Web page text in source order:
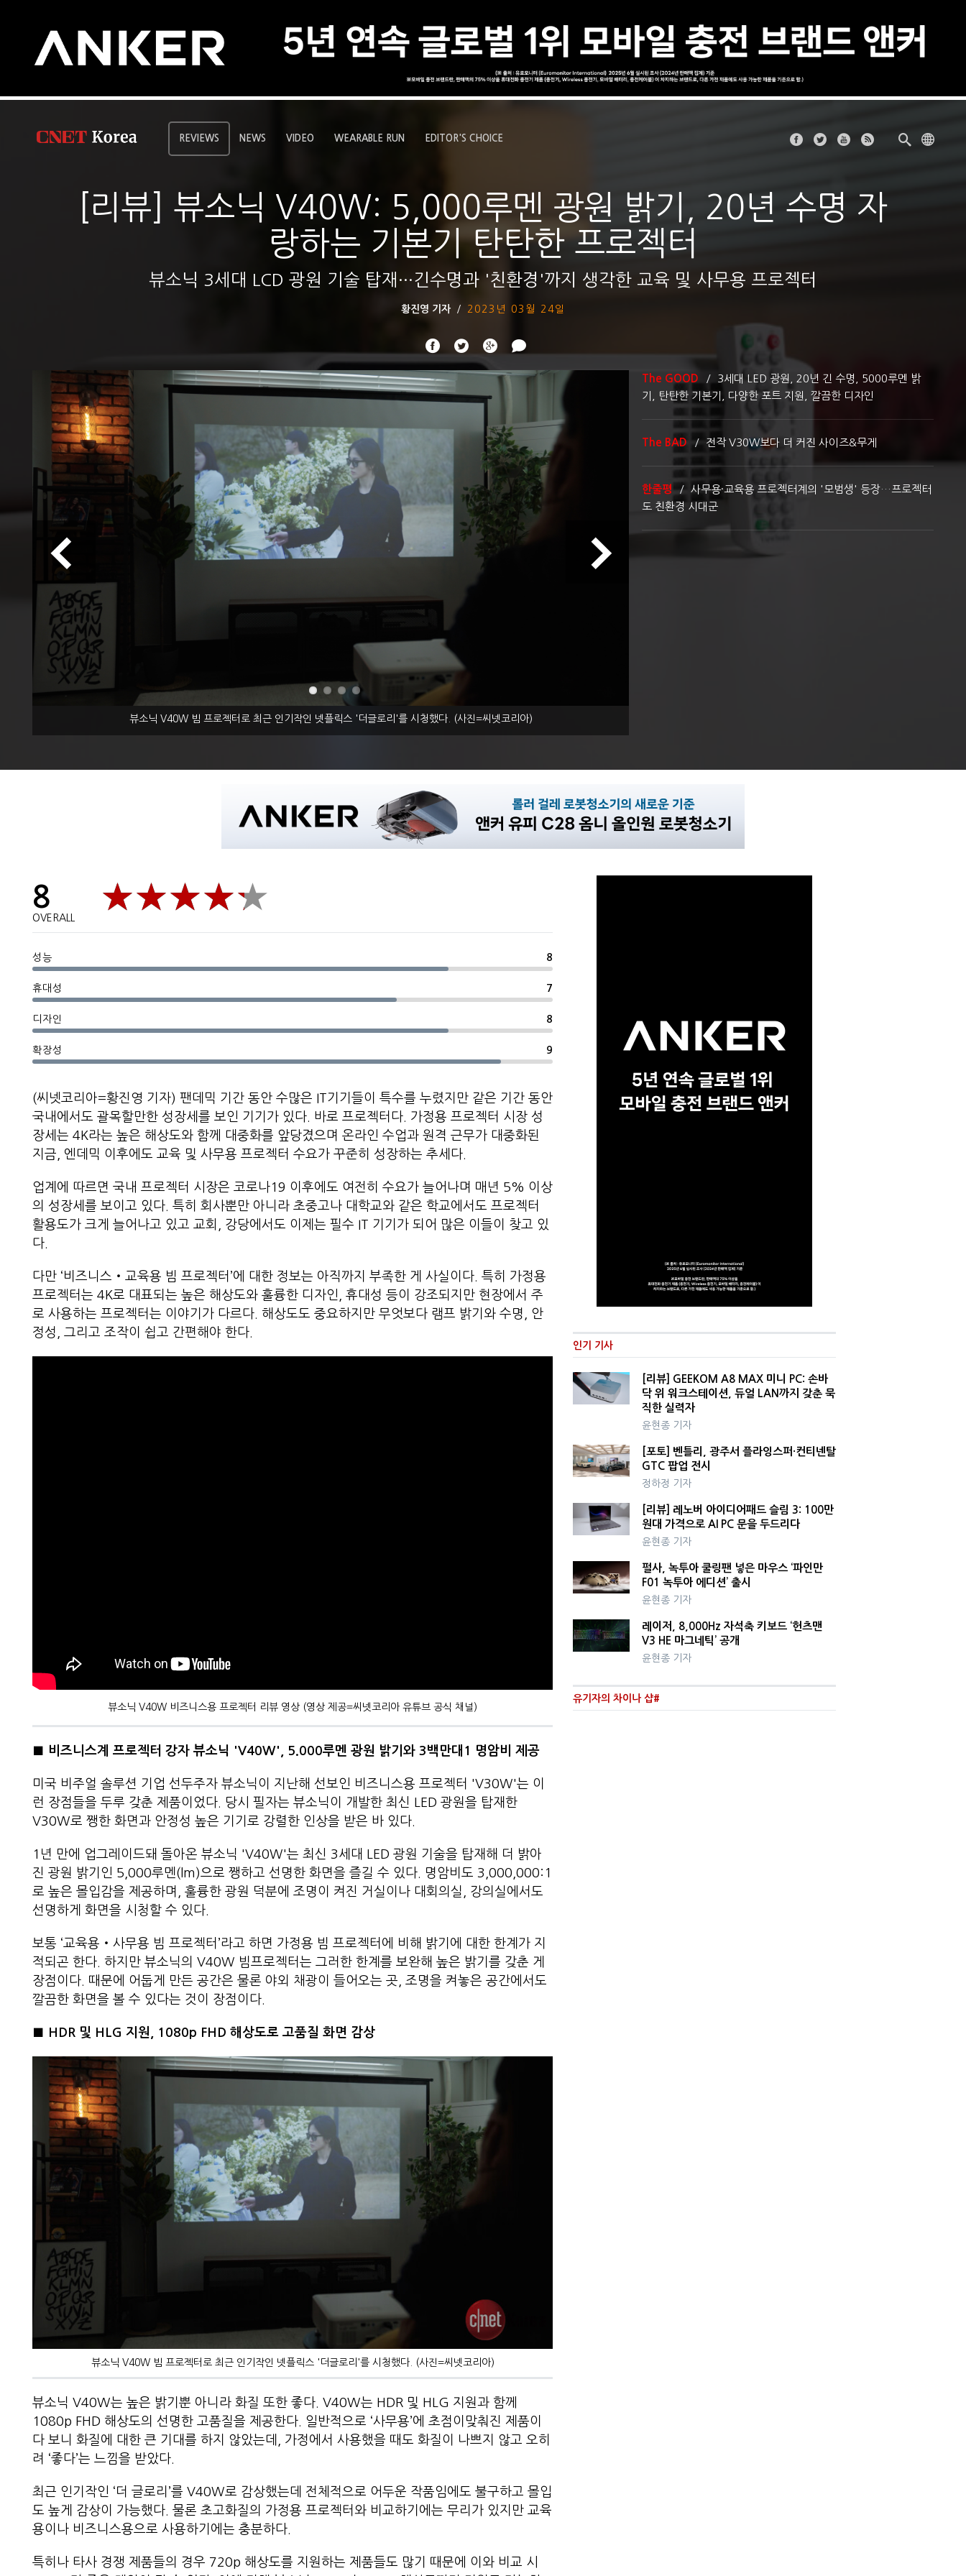
REVIEWS NEWS VIDEO WEARABLE RUN EDITOR'S CHOICE
[리뷰] 뷰소닉 V40W: 5,000루멘 광원 밝기, 20년 수명 자
랑하는 기본기 탄탄한 프로젝터
뷰소닉 3세대 LCD 광원 기술 탑재···긴수명과 '친환경'까지 생각한 교육 및 사무용 프로젝터
황진영 기자 2023년 03월 24일
뷰소닉 V40W 빔 프로젝터로 최근 인기작인 넷플릭스 '더글로리'를 시청했다. (사진=씨넷코리아)
The GOOD
3세대 LED 광원, 20년 긴 수명, 5000루멘 밝
기, 탄탄한 기본기, 다양한 포트 지원, 깔끔한 디자인
The BAD 전작 V30W보다 더 커진 사이즈&무게
한줄평
사무용·교육용 프로젝터계의 '모범생' 등장…프로젝터
도 친환경 시대군
8
OVERALL
성능 8
휴대성 7
디자인 8
확장성 9
(씨넷코리아=황진영 기자) 팬데믹 기간 동안 수많은 IT기기들이 특수를 누렸지만 같은 기간 동안
국내에서도 괄목할만한 성장세를 보인 기기가 있다. 바로 프로젝터다. 가정용 프로젝터 시장 성
장세는 4K라는 높은 해상도와 함께 대중화를 앞당겼으며 온라인 수업과 원격 근무가 대중화된
지금, 엔데믹 이후에도 교육 및 사무용 프로젝터 수요가 꾸준히 성장하는 추세다.
업계에 따르면 국내 프로젝터 시장은 코로나19 이후에도 여전히 수요가 늘어나며 매년 5% 이상
의 성장세를 보이고 있다. 특히 회사뿐만 아니라 초중고나 대학교와 같은 학교에서도 프로젝터
활용도가 크게 늘어나고 있고 교회, 강당에서도 이제는 필수 IT 기기가 되어 많은 이들이 찾고 있
다.
다만 ‘비즈니스‧교육용 빔 프로젝터’에 대한 정보는 아직까지 부족한 게 사실이다. 특히 가정용
프로젝터는 4K로 대표되는 높은 해상도와 훌륭한 디자인, 휴대성 등이 강조되지만 현장에서 주
로 사용하는 프로젝터는 이야기가 다르다. 해상도도 중요하지만 무엇보다 램프 밝기와 수명, 안
정성, 그리고 조작이 쉽고 간편해야 한다.
뷰소닉 V40W 비즈니스용 프로젝터 리뷰 영상 (영상 제공=씨넷코리아 유튜브 공식 채널)
■ 비즈니스계 프로젝터 강자 뷰소닉 'V40W', 5.000루멘 광원 밝기와 3백만대 1 명암비 제공
미국 비주얼 솔루션 기업 선두주자 뷰소닉이 지난해 선보인 비즈니스용 프로젝터 'V30W'는 이
런 장점들을 두루 갖춘 제품이었다. 당시 필자는 뷰소닉이 개발한 최신 LED 광원을 탑재한
V30W로 쨍한 화면과 안정성 높은 기기로 강렬한 인상을 받은 바 있다.
1년 만에 업그레이드돼 돌아온 뷰소닉 'V40W'는 최신 3세대 LED 광원 기술을 탑재해 더 밝아
진 광원 밝기인 5,000루멘(lm)으로 쨍하고 선명한 화면을 즐길 수 있다. 명암비도 3,000,000:1
로 높은 몰입감을 제공하며, 훌륭한 광원 덕분에 조명이 켜진 거실이나 대회의실, 강의실에서도
선명하게 화면을 시청할 수 있다.
보통 ‘교육용‧사무용 빔 프로젝터’라고 하면 가정용 빔 프로젝터에 비해 밝기에 대한 한계가 지
적되곤 한다. 하지만 뷰소닉의 V40W 빔프로젝터는 그러한 한계를 보완해 높은 밝기를 갖춘 게
장점이다. 때문에 어둡게 만든 공간은 물론 야외 채광이 들어오는 곳, 조명을 켜놓은 공간에서도
깔끔한 화면을 볼 수 있다는 것이 장점이다.
■ HDR 및 HLG 지원 1080p FHD 해상도로 고품질 화면 감상
뷰소닉 V40W 빔 프로젝터로 최근 인기작인 넷플릭스 '더글로리'를 시청했다. (사진=씨넷코리아)
뷰소닉 V40W는 높은 밝기뿐 아니라 화질 또한 좋다. V40W는 HDR 및 HLG 지원과 함께
1080p FHD 해상도의 선명한 고품질을 제공한다. 일반적으로 ‘사무용’에 초점이맞춰진 제품이
다 보니 화질에 대한 큰 기대를 하지 않았는데, 가정에서 사용했을 때도 화질이 나쁘지 않고 오히
려 ‘좋다’는 느낌을 받았다.
최근 인기작인 ‘더 글로리’를 V40W로 감상했는데 전체적으로 어두운 작품임에도 불구하고 몰입
도 높게 감상이 가능했다. 물론 초고화질의 가정용 프로젝터와 비교하기에는 무리가 있지만 교육
용이나 비즈니스용으로 사용하기에는 충분하다.
특히나 타사 경쟁 제품들의 경우 720p 해상도를 지원하는 제품들도 많기 때문에 이와 비교 시
인기 기사
[리뷰] GEEKOM A8 MAX 미니 PC: 손바
닥 위 워크스테이션, 듀얼 LAN까지 갖춘 묵
직한 실력자
윤현종 기자
[포토] 벤틀리, 광주서 플라잉스퍼·컨티넨탈
GTC 팝업 전시
정하정 기자
[리뷰] 레노버 아이디어패드 슬림 3: 100만
원대 가격으로 AI PC 문을 두드리다
윤현종 기자
펄사, 녹투아 쿨링팬 넣은 마우스 ‘파인만
F01 녹투아 에디션’ 출시
윤현종 기자
레이저, 8,000Hz 자석축 키보드 ‘헌츠맨
V3 HE 마그네틱’ 공개
윤현종 기자
유기자의 차이나 샵#